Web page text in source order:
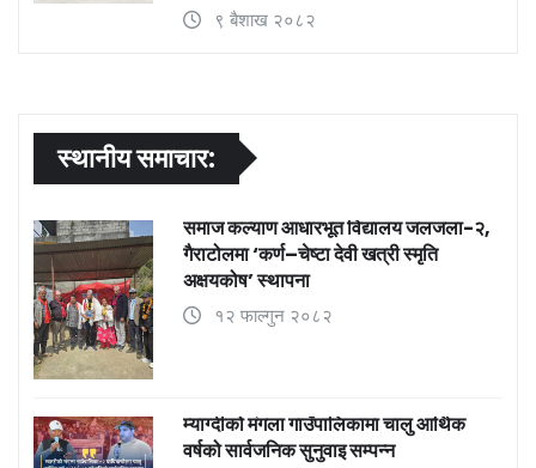
९ बैशाख २०८२
स्थानीय समाचार:
समाज कल्याण आधारभूत विद्यालय जलजला-२,
गैराटोलमा ‘कर्ण–चेष्टा देवी खत्री स्मृति
अक्षयकोष’ स्थापना
१२ फाल्गुन २०८२
म्याग्दीको मंगला गाउँपालिकामा चालु आर्थिक
वर्षको सार्वजनिक सुनुवाइ सम्पन्न